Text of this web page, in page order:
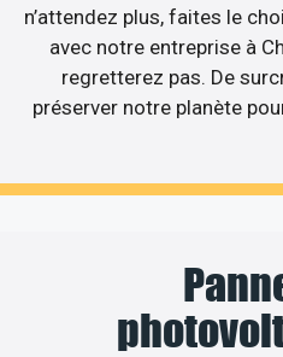
n’attendez plus, faites le
avec notre entreprise à
regretterez pas. De
préserver notre planète